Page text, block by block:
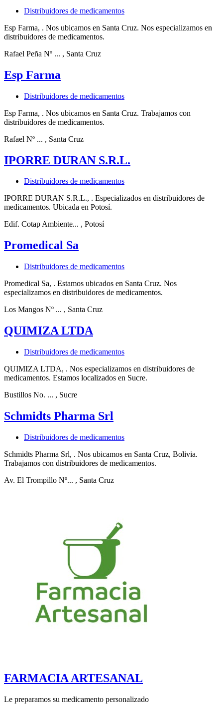
Distribuidores de medicamentos
Esp Farma, . Nos ubicamos en Santa Cruz. Nos especializamos en
distribuidores de medicamentos.
Rafael Peña Nº ... , Santa Cruz
Esp Farma
Distribuidores de medicamentos
Esp Farma, . Nos ubicamos en Santa Cruz. Trabajamos con
distribuidores de medicamentos.
Rafael Nº ... , Santa Cruz
IPORRE DURAN S.R.L.
Distribuidores de medicamentos
IPORRE DURAN S.R.L., . Especializados en distribuidores de
medicamentos. Ubicada en Potosí.
Edif. Cotap Ambiente... , Potosí
Promedical Sa
Distribuidores de medicamentos
Promedical Sa, . Estamos ubicados en Santa Cruz. Nos
especializamos en distribuidores de medicamentos.
Los Mangos Nº ... , Santa Cruz
QUIMIZA LTDA
Distribuidores de medicamentos
QUIMIZA LTDA, . Nos especializamos en distribuidores de
medicamentos. Estamos localizados en Sucre.
Bustillos No. ... , Sucre
Schmidts Pharma Srl
Distribuidores de medicamentos
Schmidts Pharma Srl, . Nos ubicamos en Santa Cruz, Bolivia.
Trabajamos con distribuidores de medicamentos.
Av. El Trompillo Nº... , Santa Cruz
FARMACIA ARTESANAL
Le preparamos su medicamento personalizado